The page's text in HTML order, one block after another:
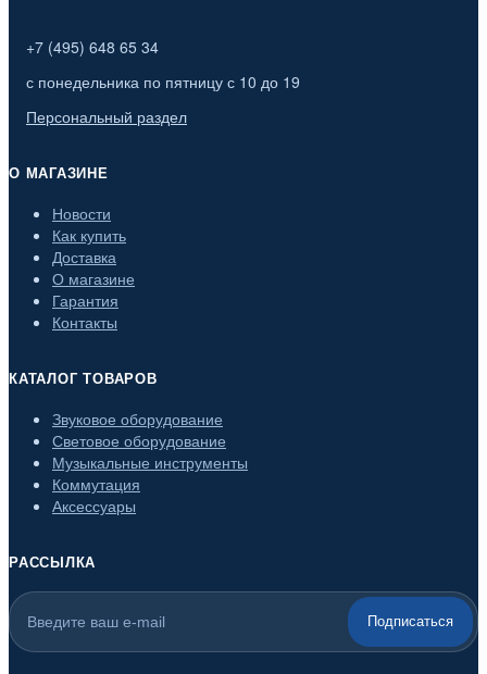
+7 (495) 648 65 34
с понедельника по пятницу с 10 до 19
Персональный раздел
О МАГАЗИНЕ
Новости
Как купить
Доставка
О магазине
Гарантия
Контакты
КАТАЛОГ ТОВАРОВ
Звуковое оборудование
Световое оборудование
Музыкальные инструменты
Коммутация
Аксессуары
РАССЫЛКА
Подписаться